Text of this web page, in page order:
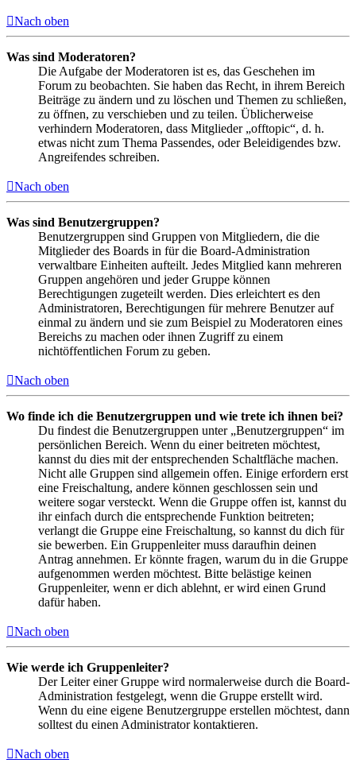
Nach oben
Was sind Moderatoren?
Die Aufgabe der Moderatoren ist es, das Geschehen im
Forum zu beobachten. Sie haben das Recht, in ihrem Bereich
Beiträge zu ändern und zu löschen und Themen zu schließen,
zu öffnen, zu verschieben und zu teilen. Üblicherweise
verhindern Moderatoren, dass Mitglieder „offtopic“, d. h.
etwas nicht zum Thema Passendes, oder Beleidigendes bzw.
Angreifendes schreiben.
Nach oben
Was sind Benutzergruppen?
Benutzergruppen sind Gruppen von Mitgliedern, die die
Mitglieder des Boards in für die Board-Administration
verwaltbare Einheiten aufteilt. Jedes Mitglied kann mehreren
Gruppen angehören und jeder Gruppe können
Berechtigungen zugeteilt werden. Dies erleichtert es den
Administratoren, Berechtigungen für mehrere Benutzer auf
einmal zu ändern und sie zum Beispiel zu Moderatoren eines
Bereichs zu machen oder ihnen Zugriff zu einem
nichtöffentlichen Forum zu geben.
Nach oben
Wo finde ich die Benutzergruppen und wie trete ich ihnen bei?
Du findest die Benutzergruppen unter „Benutzergruppen“ im
persönlichen Bereich. Wenn du einer beitreten möchtest,
kannst du dies mit der entsprechenden Schaltfläche machen.
Nicht alle Gruppen sind allgemein offen. Einige erfordern erst
eine Freischaltung, andere können geschlossen sein und
weitere sogar versteckt. Wenn die Gruppe offen ist, kannst du
ihr einfach durch die entsprechende Funktion beitreten;
verlangt die Gruppe eine Freischaltung, so kannst du dich für
sie bewerben. Ein Gruppenleiter muss daraufhin deinen
Antrag annehmen. Er könnte fragen, warum du in die Gruppe
aufgenommen werden möchtest. Bitte belästige keinen
Gruppenleiter, wenn er dich ablehnt, er wird einen Grund
dafür haben.
Nach oben
Wie werde ich Gruppenleiter?
Der Leiter einer Gruppe wird normalerweise durch die Board-
Administration festgelegt, wenn die Gruppe erstellt wird.
Wenn du eine eigene Benutzergruppe erstellen möchtest, dann
solltest du einen Administrator kontaktieren.
Nach oben